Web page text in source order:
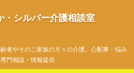
・シルバー介護相談室
者やそのご家族の方々の介護。心配事・悩み
門相談・情報提供